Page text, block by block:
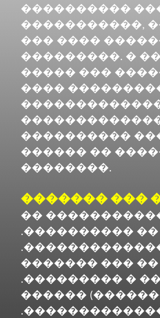
����������
�����������,
��� ����
���������. �
����� ���
����
����������
������ ��
��������.
������� ���
��
.����������
������� ��� ��
.��������� �
������